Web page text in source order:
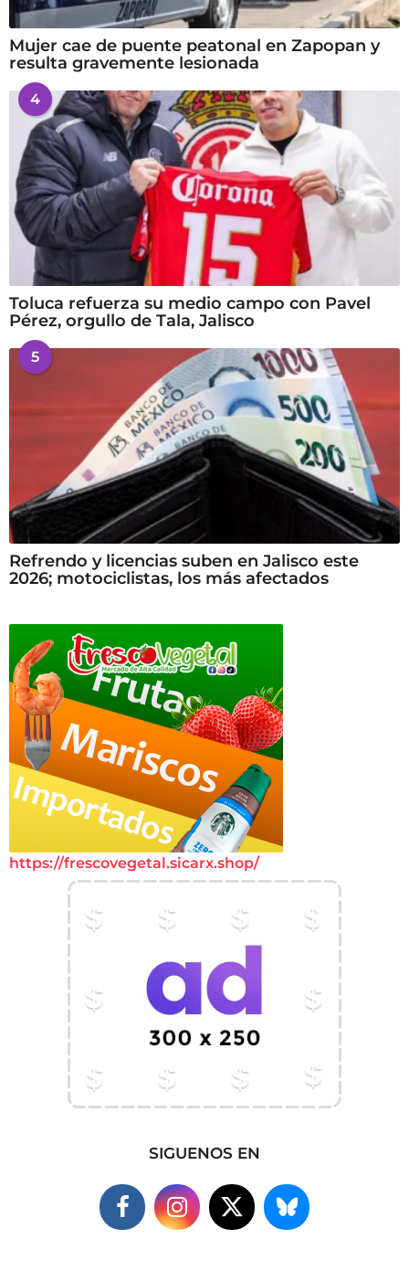
Mujer cae de puente peatonal en Zapopan y
resulta gravemente lesionada
4
Toluca refuerza su medio campo con Pavel
Pérez, orgullo de Tala, Jalisco
5
Refrendo y licencias suben en Jalisco este
2026; motociclistas, los más afectados
https://frescovegetal.sicarx.shop/
SIGUENOS EN